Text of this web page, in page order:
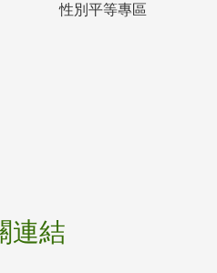
性別平等專區
連結